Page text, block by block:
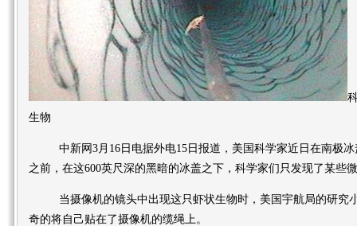
生物
中新网3月16日电据外电15日报道，美国科学家近日在南极冰
之前，在这600英尺深的黑暗的冰盖之下，科学家们只发现了某些
当摄像机的镜头中出现这只虾状生物时，美国宇航局的研究
奇的将自己贴在了摄像机的缆绳上。